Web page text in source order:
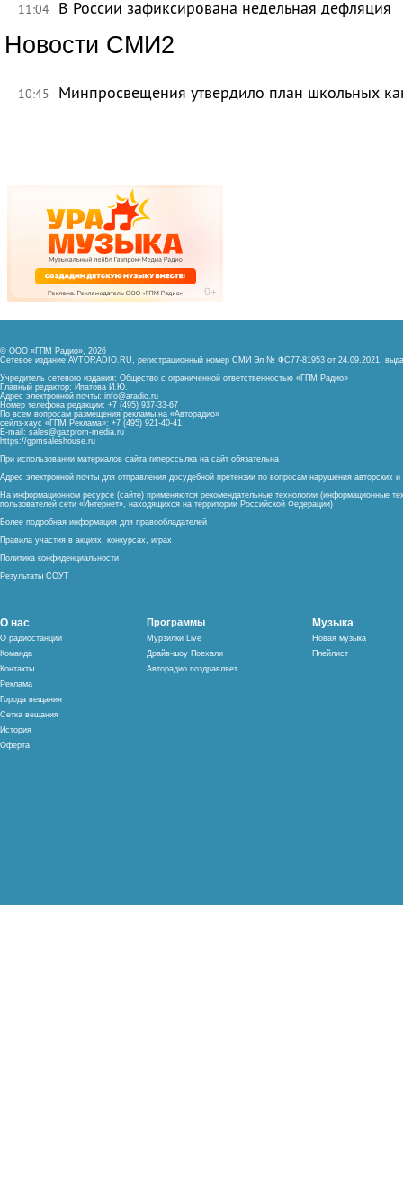
11:04 В России зафиксирована недельная дефляция
Новости СМИ2
10:45 Минпросвещения утвердило план школьных
© ООО «ГПМ Радио», 2026
Сетевое издание AVTORADIO.RU, регистрационный номер СМИ Эл № ФС77-81953 от 24.09.2021,
Учредитель сетевого издания: Общество с ограниченной ответственностью «ГПМ Радио»
Главный редактор: Ипатова И.Ю.
Адрес электронной почты: info@aradio.ru
Номер телефона редакции: +7 (495) 937-33-67
По всем вопросам размещения рекламы на «Авторадио»
сейлз-хаус «ГПМ Реклама»: +7 (495) 921-40-41
E-mail: sales@gazprom-media.ru
https://gpmsaleshouse.ru
При использовании материалов сайта гиперссылка на сайт обязательна
Адрес электронной почты для отправления досудебной претензии по вопросам нарушения авторских
На информационном ресурсе (сайте) применяются рекомендательные технологии (информационные
пользователей сети «Интернет», находящихся на территории Российской Федерации)
Более подробная информация для правообладателей
Правила участия в акциях, конкурсах, играх
Политика конфиденциальности
Результаты СОУТ
О нас
О радиостанции
Команда
Контакты
Реклама
Города вещания
Сетка вещания
История
Оферта
Программы
Мурзилки Live
Драйв-шоу Поехали
Авторадио поздравляет
Музыка
Новая музыка
Плейлист